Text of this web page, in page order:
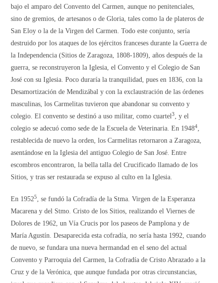
bajo el amparo del Convento del Carmen, aunque no penitenciales,
sino de gremios, de artesanos o de Gloria, tales como la de plateros de
San Eloy o la de la Virgen del Carmen. Todo este conjunto, sería
destruido por los ataques de los ejércitos franceses durante la Guerra de
la Independencia (Sitios de Zaragoza, 1808-1809), años después de la
guerra, se reconstruyeron la Iglesia, el Convento y el Colegio de San
José con su Iglesia. Poco duraría la tranquilidad, pues en 1836, con la
Desamortización de Mendizábal y con la exclaustración de las órdenes
masculinas, los Carmelitas tuvieron que abandonar su convento y
colegio. El convento se destinó a uso militar, como cuartel3, y el
colegio se adecuó como sede de la Escuela de Veterinaria. En 19484,
restablecida de nuevo la orden, los Carmelitas retornaron a Zaragoza,
asentándose en la Iglesia del antiguo Colegio de San José. Entre
escombros encontraron, la bella talla del Crucificado llamado de los
Sitios, y tras ser restaurada se expuso al culto en la Iglesia.
En 19525, se fundó la Cofradía de la Stma. Virgen de la Esperanza
Macarena y del Stmo. Cristo de los Sitios, realizando el Viernes de
Dolores de 1962, un Vía Crucis por los paseos de Pamplona y de
María Agustín. Desaparecida esta cofradía, no sería hasta 1992, cuando
de nuevo, se fundara una nueva hermandad en el seno del actual
Convento y Parroquia del Carmen, la Cofradía de Cristo Abrazado a la
Cruz y de la Verónica, que aunque fundada por otras circunstancias,